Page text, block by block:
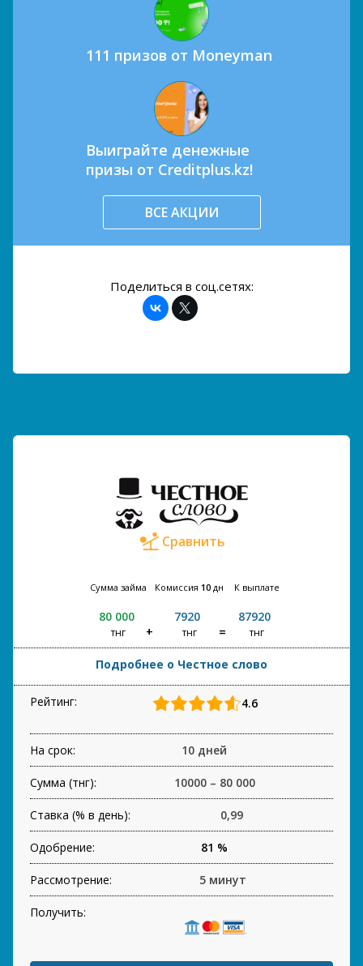
111 призов от Moneyman
Выиграйте денежные
призы от Creditplus.kz!
ВСЕ АКЦИИ
Поделиться в соц.сетях:
Сравнить
Сумма займа
80 000
тнг
Комиссия 10 дн
7920
тнг
К выплате
87920
тнг
Подробнее о Честное слово
Рейтинг: 4.6
На срок: 10 дней
Сумма (тнг): 10000 – 80 000
Ставка (% в день): 0,99
Одобрение: 81 %
Рассмотрение: 5 минут
Получить: